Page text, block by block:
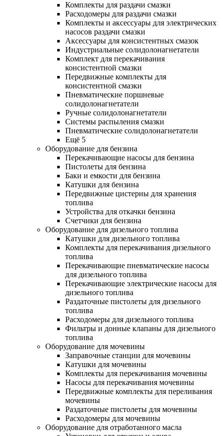
Комплекты для раздачи смазки
Расходомеры для раздачи смазки
Комплекты и аксессуары для электрических
насосов раздачи смазки
Аксессуары для консистентных смазок
Индустриальные солидолонагнетатели
Комплект для перекачивания
консистентной смазки
Передвижные комплекты для
консистентной смазки
Пневматические поршневые
солидолонагнетатели
Ручные солидолонагнетатели
Системы распыления смазки
Пневматические солидолонагнетатели
Ещё 5
Оборудование для бензина
Перекачивающие насосы для бензина
Пистолеты для бензина
Баки и емкости для бензина
Катушки для бензина
Передвижные цистерны для хранения
топлива
Устройства для откачки бензина
Счетчики для бензина
Оборудование для дизельного топлива
Катушки для дизельного топлива
Комплекты для перекачивания дизельного
топлива
Перекачивающие пневматические насосы
для дизельного топлива
Перекачивающие электрические насосы для
дизельного топлива
Раздаточные пистолеты для дизельного
топлива
Расходомеры для дизельного топлива
Фильтры и донные клапаны для дизельного
топлива
Оборудование для мочевины
Заправочные станции для мочевины
Катушки для мочевины
Комплекты для перекачивания мочевины
Насосы для перекачивания мочевины
Передвижные комплекты для переливания
мочевины
Раздаточные пистолеты для мочевины
Расходомеры для мочевины
Оборудование для отработанного масла